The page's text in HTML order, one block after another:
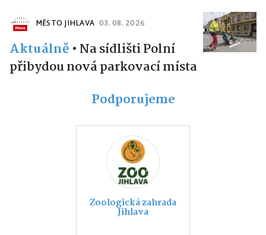
MĚSTO JIHLAVA 03. 08. 2026
Aktuálně • Na sídlišti Polní
přibydou nová parkovací místa
Podporujeme
Zoologická zahrada
Jihlava